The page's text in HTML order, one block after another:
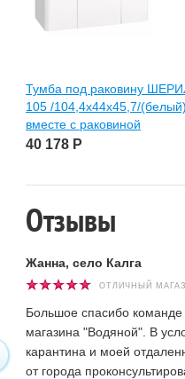
Тумба под раковину
105 /104,4х44х45,7/(белый)
вместе с раковиной
40 178 Р
Отзывы
Жанна, село Калга
ОТЛИЧНЫЙ
Большое спасибо команде
магазина "Водяной". В
карантина и моей
от города